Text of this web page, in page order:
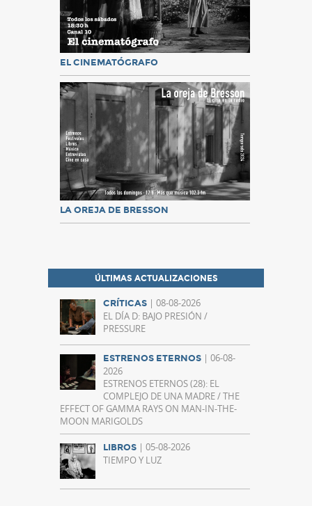
EL CINEMATÓGRAFO
LA OREJA DE BRESSON
ÚLTIMAS ACTUALIZACIONES
CRÍTICAS | 08-08-2026
EL DÍA D: BAJO PRESIÓN /
PRESSURE
ESTRENOS ETERNOS | 06-08-
2026
ESTRENOS ETERNOS (28): EL
COMPLEJO DE UNA MADRE / THE
EFFECT OF GAMMA RAYS ON MAN-IN-THE-
MOON MARIGOLDS
LIBROS | 05-08-2026
TIEMPO Y LUZ